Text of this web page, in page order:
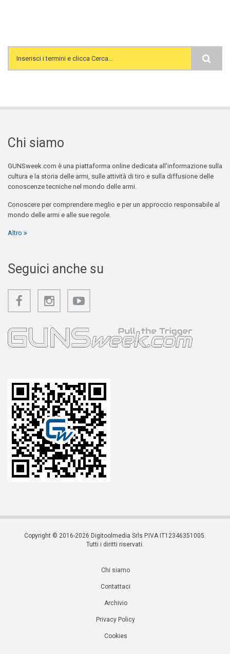
Search form
Chi siamo
GUNSweek.com è una piattaforma online dedicata all'informazione sulla
cultura e la storia delle armi, sulle attività di tiro e sulla diffusione delle
conoscenze tecniche nel mondo delle armi.
Conoscere per comprendere meglio e per un approccio responsabile al
mondo delle armi e alle sue regole.
Altro
Seguici anche su
Copyright © 2016-2026 Digitoolmedia Srls P.IVA IT12346351005.
Tutti i diritti riservati.
Chi siamo
Contattaci
Archivio
Privacy Policy
Cookies